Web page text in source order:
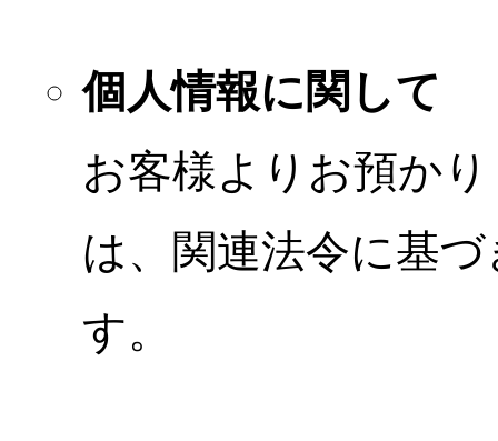
個人情報に関して
お客様よりお預か
は、関連法令に基
す。